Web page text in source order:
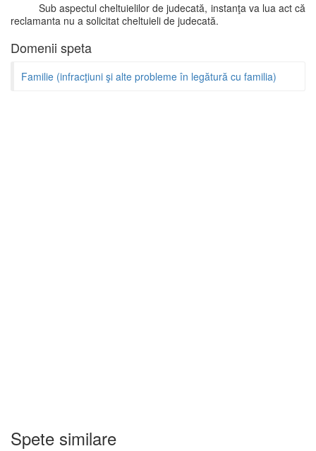
Sub aspectul cheltuielilor de judecată, instanţa va lua act că
reclamanta nu a solicitat cheltuieli de judecată.
Domenii speta
Familie (infracţiuni şi alte probleme în legătură cu familia)
Spete similare